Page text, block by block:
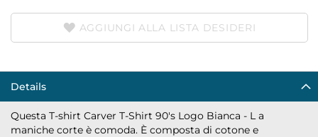
AGGIUNGI ALLA LISTA DESIDERI
Details
Questa T-shirt Carver T-Shirt 90's Logo Bianca - L a
maniche corte è comoda. È composta di cotone e